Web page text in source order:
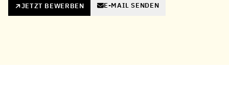
JETZT BEWERBEN E-MAIL SENDEN